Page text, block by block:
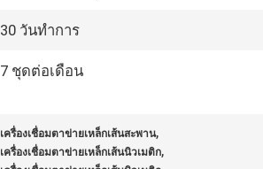
30 วันทำการ
7 ชุดต่อเดือน
เครื่องเชื่อมตาข่ายเหล็กเส้นสะพาน,
เครื่องเชื่อมตาข่ายเหล็กเส้นนิวเมติก,